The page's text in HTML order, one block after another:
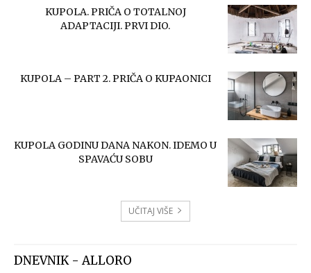
KUPOLA. PRIČA O TOTALNOJ
ADAPTACIJI. PRVI DIO.
KUPOLA – PART 2. PRIČA O KUPAONICI
KUPOLA GODINU DANA NAKON. IDEMO U
SPAVAĆU SOBU
UČITAJ VIŠE
DNEVNIK - ALLORO